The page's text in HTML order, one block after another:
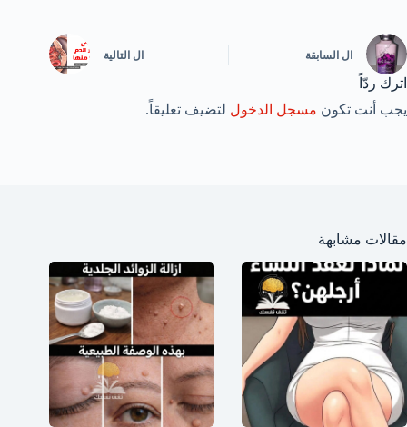
ال السابقة ال التالية
اترك ردّاً
يجب أنت تكون مسجل الدخول لتضيف تعليقاً.
مقالات مشابهة